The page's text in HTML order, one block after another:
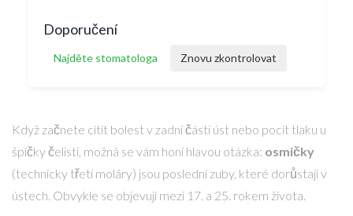
Doporučení
Najděte stomatologa Znovu zkontrolovat
Když začnete cítit bolest v zadní části úst nebo pocit tlaku u
špičky čelisti, možná se vám honí hlavou otázka: osmičky
(technicky třetí moláry) jsou poslední zuby, které dorůstají v
ústech. Obvykle se objevují mezi 17. a 25. rokem života.